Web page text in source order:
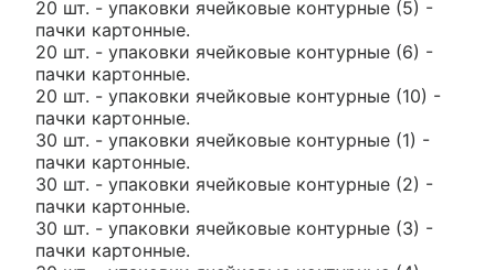
20 шт. - упаковки ячейковые контурные (5) -
пачки картонные.
20 шт. - упаковки ячейковые контурные (6) -
пачки картонные.
20 шт. - упаковки ячейковые контурные (10) -
пачки картонные.
30 шт. - упаковки ячейковые контурные (1) -
пачки картонные.
30 шт. - упаковки ячейковые контурные (2) -
пачки картонные.
30 шт. - упаковки ячейковые контурные (3) -
пачки картонные.